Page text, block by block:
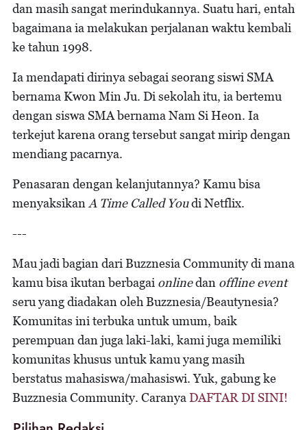
dan masih sangat merindukannya. Suatu hari, entah
bagaimana ia melakukan perjalanan waktu kembali
ke tahun 1998.
Ia mendapati dirinya sebagai seorang siswi SMA
bernama Kwon Min Ju. Di sekolah itu, ia bertemu
dengan siswa SMA bernama Nam Si Heon. Ia
terkejut karena orang tersebut sangat mirip dengan
mendiang pacarnya.
Penasaran dengan kelanjutannya? Kamu bisa
menyaksikan A Time Called Youdi Netflix.
---
Mau jadi bagian dari Buzznesia Community di mana
kamu bisa ikutan berbagai onlinedan offline event
seru yang diadakan oleh Buzznesia/Beautynesia?
Komunitas ini terbuka untuk umum, baik
perempuan dan juga laki-laki, kami juga memiliki
komunitas khusus untuk kamu yang masih
berstatus mahasiswa/mahasiswi. Yuk, gabung ke
Buzznesia Community. Caranya DAFTAR DI SINI!